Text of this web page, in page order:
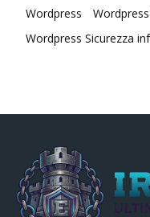
Wordpress
Wordpress Sicurezza